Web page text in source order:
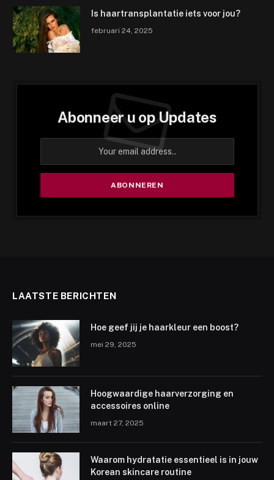
Is haartransplantatie iets voor jou?
februari 24, 2025
Abonneer u op Updates
LAATSTE BERICHTEN
Hoe geef jij je haarkleur een boost?
mei 29, 2025
Hoogwaardige haarverzorging en
accessoires online
maart 27, 2025
Waarom hydratatie essentieel is in jouw
Korean skincare routine